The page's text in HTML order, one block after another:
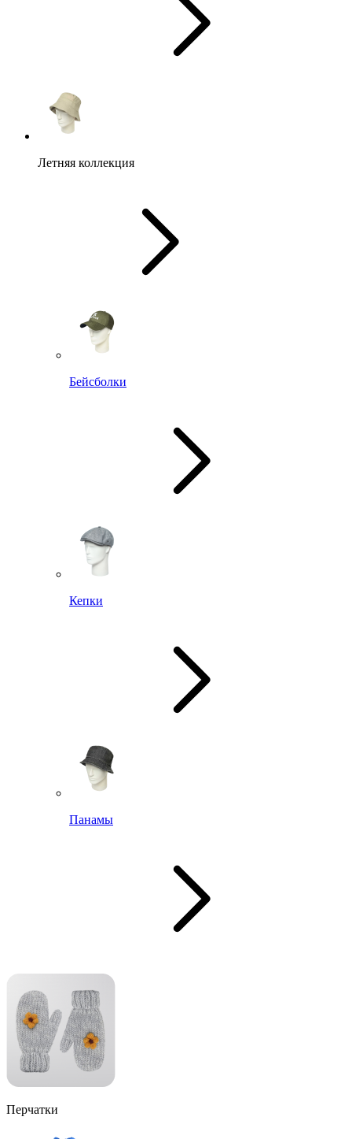
Летняя коллекция
Бейсболки
Кепки
Панамы
Перчатки